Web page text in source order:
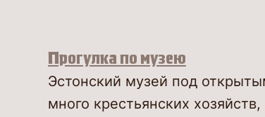
Прогулка по музею
Эстонский музей под
много крестьянских